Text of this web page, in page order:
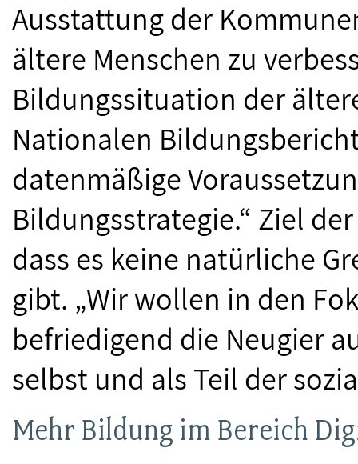
Ausstattung der
ältere Menschen zu
Bildungssituation der
Nationalen
datenmäßige
Bildungsstrategie.“ Ziel
dass es keine natürliche
gibt. „Wir wollen in den
befriedigend die Neugier
selbst und als Teil der
Mehr Bildung im Bereich